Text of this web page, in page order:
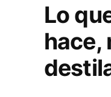
Lo
hace,